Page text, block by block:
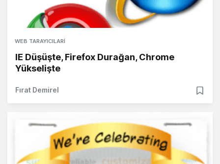
WEB TARAYICILARI
IE Düşüşte, Firefox Durağan, Chrome
Yükselişte
Fırat Demirel